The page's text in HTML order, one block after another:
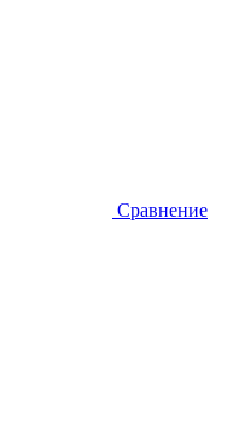
Сравнение